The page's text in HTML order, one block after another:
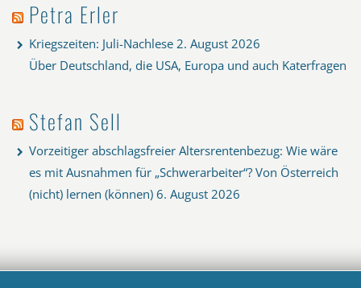
Petra Erler
Kriegszeiten: Juli-Nachlese 2. August 2026
Über Deutschland, die USA, Europa und auch Katerfragen
Stefan Sell
Vorzeitiger abschlagsfreier Altersrentenbezug: Wie wäre
es mit Ausnahmen für „Schwerarbeiter“? Von Österreich
(nicht) lernen (können) 6. August 2026